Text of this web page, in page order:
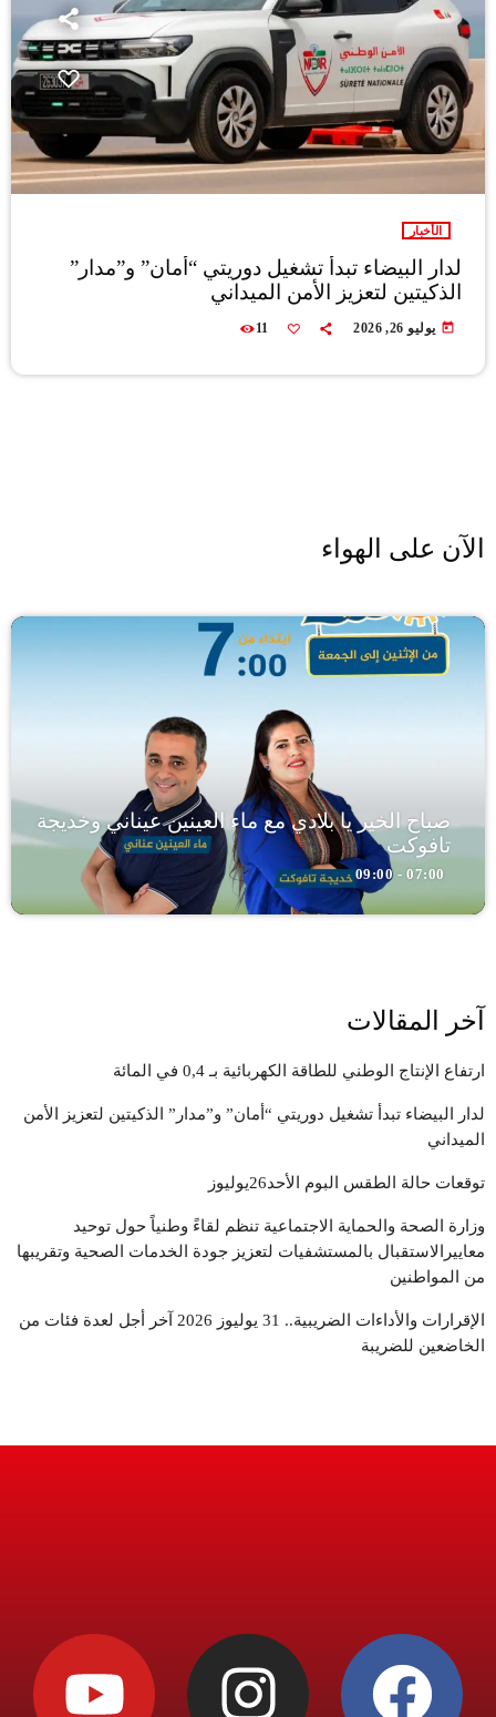
الأخبار
لدار البيضاء تبدأ تشغيل دوريتي “أمان” و”مدار”
الذكيتين لتعزيز الأمن الميداني
today يوليو 26, 2026 11
الآن على الهواء
صباح الخير يا بلادي مع ماء العينين عيناني وخديجة
تافوكت
07:00 - 09:00
آخر المقالات
ارتفاع الإنتاج الوطني للطاقة الكهربائية بـ 0,4 في المائة
لدار البيضاء تبدأ تشغيل دوريتي “أمان” و”مدار” الذكيتين لتعزيز الأمن
الميداني
توقعات حالة الطقس البوم الأحد26يوليوز
وزارة الصحة والحماية الاجتماعية تنظم لقاءً وطنياً حول توحيد
معاييرالاستقبال بالمستشفيات لتعزيز جودة الخدمات الصحية وتقريبها
من المواطنين
الإقرارات والأداءات الضريبية.. 31 يوليوز 2026 آخر أجل لعدة فئات من
الخاضعين للضريبة